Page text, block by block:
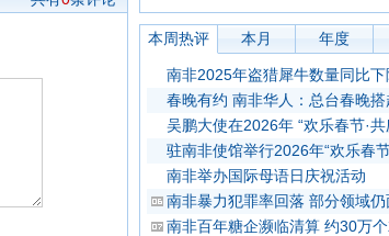
本周热评 本月 年度
南非2025年盗猎犀牛数量同比
春晚有约 南非华人：总台春晚
吴鹏大使在2026年 “欢乐春节·
驻南非使馆举行2026年“欢乐春
南非举办国际母语日庆祝活动
南非暴力犯罪率回落 部分领域
南非百年糖企濒临清算 约30万